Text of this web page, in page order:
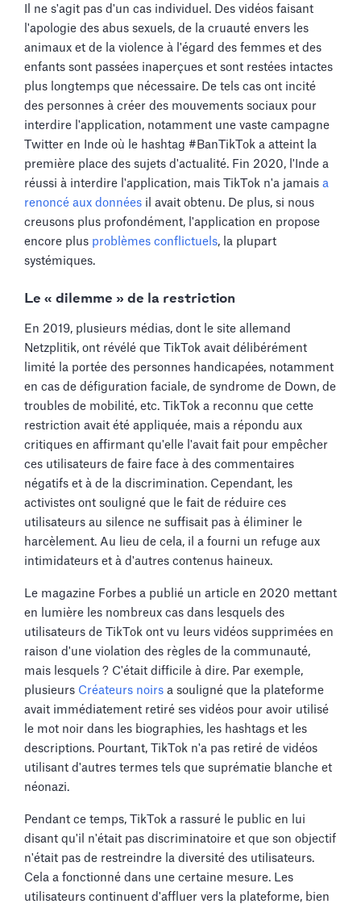
Il ne s'agit pas d'un cas individuel. Des vidéos faisant
l'apologie des abus sexuels, de la cruauté envers les
animaux et de la violence à l'égard des femmes et des
enfants sont passées inaperçues et sont restées intactes
plus longtemps que nécessaire. De tels cas ont incité
des personnes à créer des mouvements sociaux pour
interdire l'application, notamment une vaste campagne
Twitter en Inde où le hashtag #BanTikTok a atteint la
première place des sujets d'actualité. Fin 2020, l'Inde a
réussi à interdire l'application, mais TikTok n'a jamais a
renoncé aux données il avait obtenu. De plus, si nous
creusons plus profondément, l'application en propose
encore plus problèmes conflictuels, la plupart
systémiques.
Le « dilemme » de la restriction
En 2019, plusieurs médias, dont le site allemand
Netzplitik, ont révélé que TikTok avait délibérément
limité la portée des personnes handicapées, notamment
en cas de défiguration faciale, de syndrome de Down, de
troubles de mobilité, etc. TikTok a reconnu que cette
restriction avait été appliquée, mais a répondu aux
critiques en affirmant qu'elle l'avait fait pour empêcher
ces utilisateurs de faire face à des commentaires
négatifs et à de la discrimination. Cependant, les
activistes ont souligné que le fait de réduire ces
utilisateurs au silence ne suffisait pas à éliminer le
harcèlement. Au lieu de cela, il a fourni un refuge aux
intimidateurs et à d'autres contenus haineux.
Le magazine Forbes a publié un article en 2020 mettant
en lumière les nombreux cas dans lesquels des
utilisateurs de TikTok ont vu leurs vidéos supprimées en
raison d'une violation des règles de la communauté,
mais lesquels ? C'était difficile à dire. Par exemple,
plusieurs Créateurs noirs a souligné que la plateforme
avait immédiatement retiré ses vidéos pour avoir utilisé
le mot noir dans les biographies, les hashtags et les
descriptions. Pourtant, TikTok n'a pas retiré de vidéos
utilisant d'autres termes tels que suprématie blanche et
néonazi.
Pendant ce temps, TikTok a rassuré le public en lui
disant qu'il n'était pas discriminatoire et que son objectif
n'était pas de restreindre la diversité des utilisateurs.
Cela a fonctionné dans une certaine mesure. Les
utilisateurs continuent d'affluer vers la plateforme, bien